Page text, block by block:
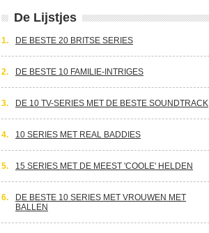
De Lijstjes
1. DE BESTE 20 BRITSE SERIES
2. DE BESTE 10 FAMILIE-INTRIGES
3. DE 10 TV-SERIES MET DE BESTE SOUNDTRACK
4. 10 SERIES MET REAL BADDIES
5. 15 SERIES MET DE MEEST 'COOLE' HELDEN
6.
DE BESTE 10 SERIES MET VROUWEN MET
BALLEN